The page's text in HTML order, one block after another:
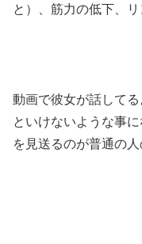
と）、筋力の低下、
動画で彼女が話して
といけないような事
を見送るのが普通の